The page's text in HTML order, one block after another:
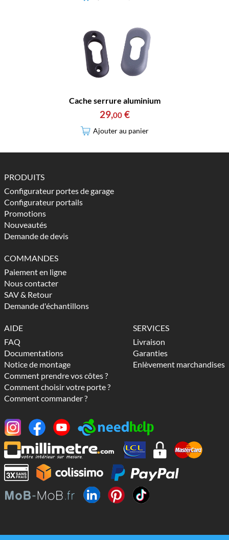
Cache serrure aluminium
29,00 €
Ajouter au panier
PRODUITS
Configurateur portes de garage
Configurateur portails
Promotions
Nouveautés
Demande de devis
COMMANDES
Paiement en ligne
Nous contacter
SAV & Retour
Demande d'échantillons
AIDE
FAQ
Documentations
Notice de montage
Comment prendre vos côtes ?
Comment choisir votre porte ?
Comment commander ?
SERVICES
Livraison
Garanties
Enlèvement marchandises